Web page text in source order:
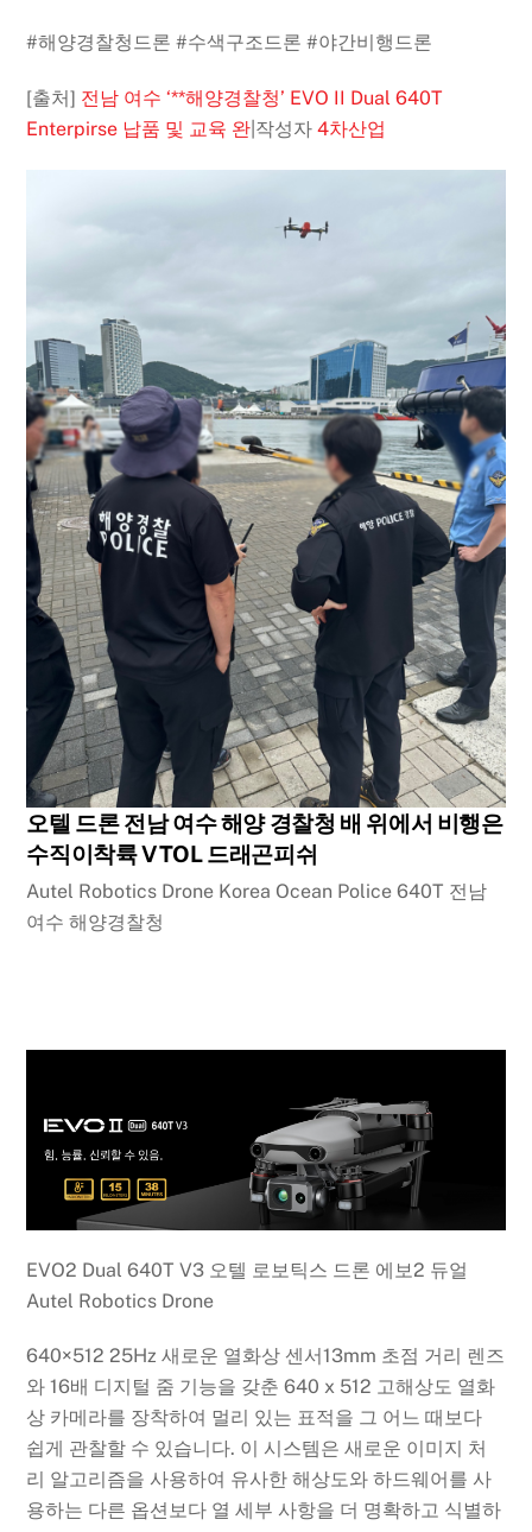
#해양경찰청드론 #수색구조드론 #야간비행드론
[출처] 전남 여수 ‘**해양경찰청’ EVO II Dual 640T
Enterpirse 납품 및 교육 완 작성자 4차산업
오텔 드론 전남 여수 해양 경찰청 배 위에서 비행은
수직이착륙 VTOL 드래곤피쉬
Autel Robotics Drone Korea Ocean Police 640T 전남
여수 해양경찰청
EVO2 Dual 640T V3 오텔 로보틱스 드론 에보2 듀얼
Autel Robotics Drone
640×512 25Hz새로운 열화상 센서13mm 초점 거리 렌즈
와 16배 디지털 줌 기능을 갖춘 640 x 512 고해상도 열화
상 카메라를 장착하여 멀리 있는 표적을 그 어느 때보다
쉽게 관찰할 수 있습니다. 이 시스템은 새로운 이미지 처
리 알고리즘을 사용하여 유사한 해상도와 하드웨어를 사
용하는 다른 옵션보다 열 세부 사항을 더 명확하고 식별하